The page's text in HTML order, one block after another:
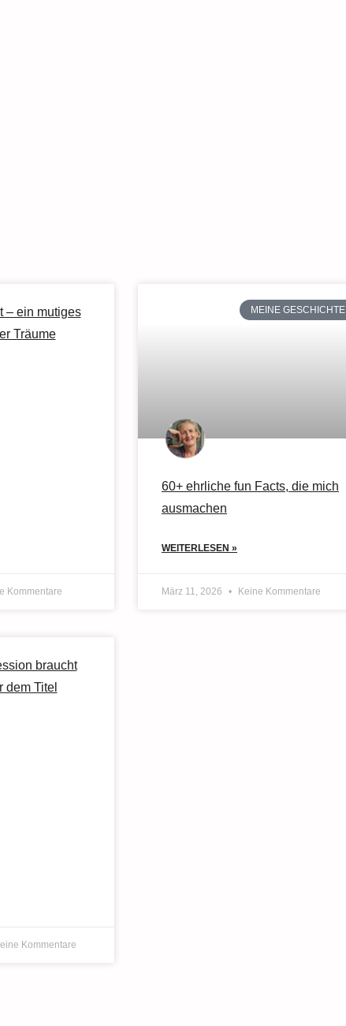
– ein mutiges
Träume
Kommentare
MEINE GESCHICHTE
60+ ehrliche fun Facts, die mich
ausmachen
WEITERLESEN »
März 11, 2026 Keine Kommentare
braucht
dem Titel
Kommentare